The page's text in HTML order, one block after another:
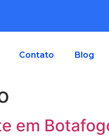
Contato Blog
em